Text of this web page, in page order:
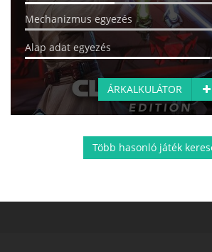
Mechanizmus egyezés
Alap adat egyezés
ÁRKALKULÁTOR
Több hasonló játék